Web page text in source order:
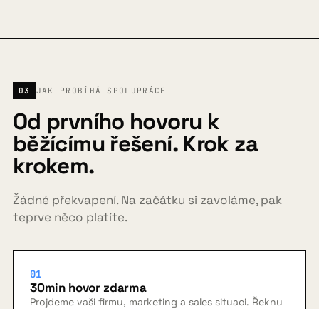
03 JAK PROBÍHÁ SPOLUPRÁCE
Od prvního hovoru k
běžícímu řešení. Krok za
krokem.
Žádné překvapení. Na začátku si zavoláme, pak
teprve něco platíte.
01
30min hovor zdarma
Projdeme vaši firmu, marketing a sales situaci. Řeknu